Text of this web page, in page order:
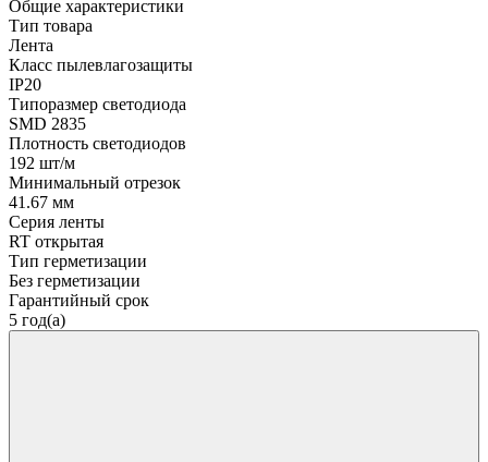
Общие характеристики
Тип товара
Лента
Класс пылевлагозащиты
IP20
Типоразмер светодиода
SMD 2835
Плотность светодиодов
192 шт/м
Минимальный отрезок
41.67 мм
Серия ленты
RT открытая
Тип герметизации
Без герметизации
Гарантийный срок
5 год(а)